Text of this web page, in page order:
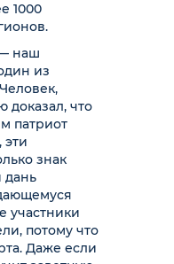
1000
наш
из
доказал, что
патриот
эти
знак
дань
участники
потому что
Даже если